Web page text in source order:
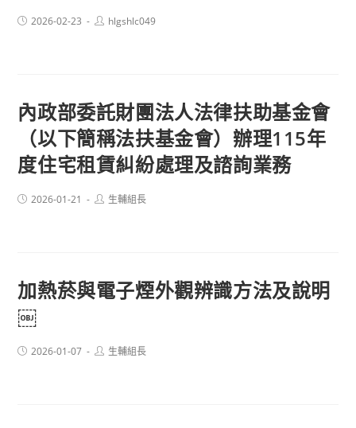
Post2026-02-23
Posthlgshlc049
內政部委託財團法人法律扶助基金會
（以下簡稱法扶基金會）辦理115年
度住宅租賃糾紛處理及諮詢業務
Post2026-01-21
Post生輔組長
加熱菸與電子煙外觀辨識方法及說明
￼
Post2026-01-07
Post生輔組長